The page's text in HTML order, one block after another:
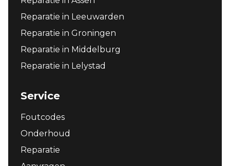
Reparatie in Leeuwarden
Reparatie in Groningen
Reparatie in Middelburg
Reparatie in Lelystad
Service
Foutcodes
Onderhoud
Reparatie